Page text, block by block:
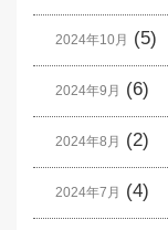
2024年10月 (5)
2024年9月 (6)
2024年8月 (2)
2024年7月 (4)